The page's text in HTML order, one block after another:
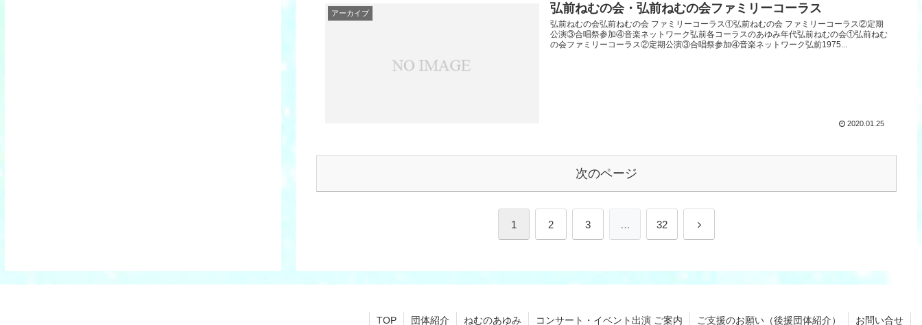
アーカイブ 弘前ねむの会・弘前ねむの会ファミリーコーラス
弘前ねむの会弘前ねむの会 ファミリーコーラス①弘前ねむの会 ファミリーコーラス②定期
公演③合唱祭参加④音楽ネットワーク弘前各コーラスのあゆみ年代弘前ねむの会①弘前ねむ
の会ファミリーコーラス②定期公演③合唱祭参加④音楽ネットワーク弘前1975...
2020.01.25
次のページ
1 2 3 … 32
TOP 団体紹介 ねむのあゆみ コンサート・イベント出演 ご案内 ご支援のお願い（後援団体紹介） お問い合せ